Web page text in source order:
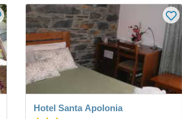
Hotel Santa Apolonia